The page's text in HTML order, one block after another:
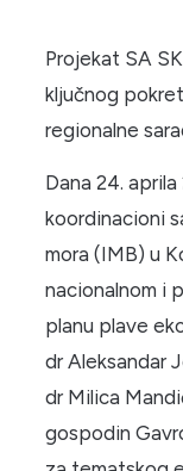
Projekat SA
ključnog
regionalne
Dana 24.
koordinacioni
mora (IMB) u
nacionalnom i
planu plave
dr Aleksandar
dr Milica
gospodin